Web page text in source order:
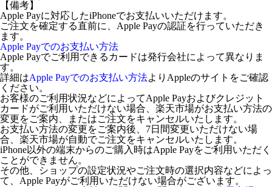
【備考】
Apple Payに対応したiPhoneでお支払いいただけます。
ご注文を確定する直前に、Apple Payの認証を行っていただき
ます。
Apple Payでのお支払い方法
Apple Payでご利用できるカードは発行会社によって異なりま
す。
詳細はApple Payでのお支払い方法よりAppleのサイトをご確認
ください。
お客様のご利用状況などによってApple Payおよびクレジット
カードがご利用いただけない場合、楽天市場がお支払い方法の
変更をご案内、またはご注文をキャンセルいたします。
お支払い方法の変更をご案内後、7日間変更いただけない場
合、楽天市場が自動でご注文をキャンセルいたします。
iPhone以外の端末からのご購入時はApple Payをご利用いただく
ことができません。
その他、ショップの設定状況やご注文時の選択内容などによっ
て、Apple Payがご利用いただけない場合がございます。